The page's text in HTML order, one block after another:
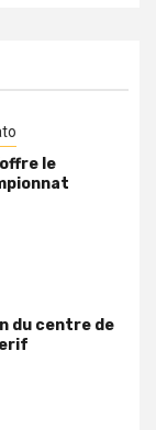
le
du centre de